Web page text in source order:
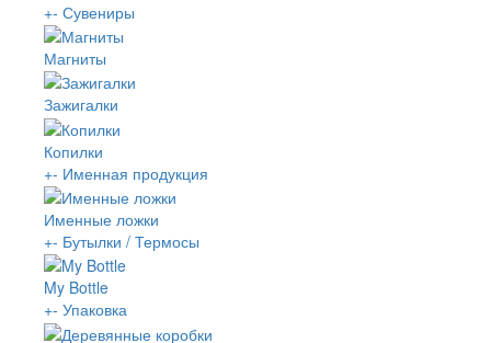
+- Сувениры
Магниты
Зажигалки
Копилки
+- Именная продукция
Именные ложки
+- Бутылки / Термосы
My Bottle
+- Упаковка